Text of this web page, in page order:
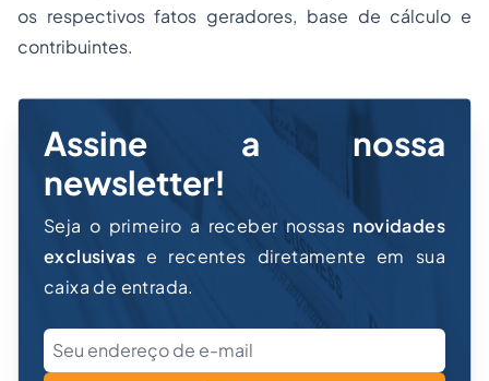
os respectivos fatos geradores, base de cálculo e
contribuintes.
Assine a nossa
newsletter!
Seja o primeiro a receber nossas novidades
exclusivas e recentes diretamente em sua
caixa de entrada.